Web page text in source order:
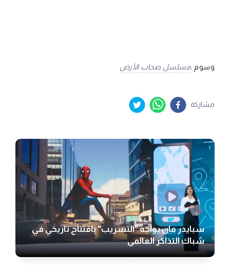
وسوم :مسلسل صحاب الأرض
مشاركة
سبايدر مان يواجه "التسريب" بافتتاح تاريخي في
شباك التذاكر العالمي